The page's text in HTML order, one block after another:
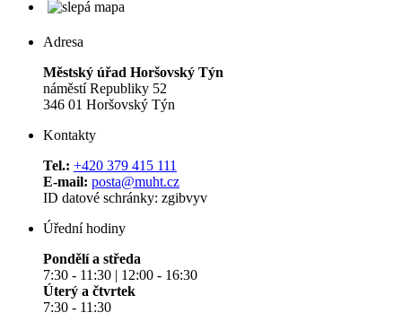
Adresa
Městský úřad Horšovský Týn
náměstí Republiky 52
346 01 Horšovský Týn
Kontakty
Tel.: +420 379 415 111
E-mail: posta@muht.cz
ID datové schránky: zgibvyv
Úřední hodiny
Pondělí a středa
7:30 - 11:30 | 12:00 - 16:30
Úterý a čtvrtek
7:30 - 11:30